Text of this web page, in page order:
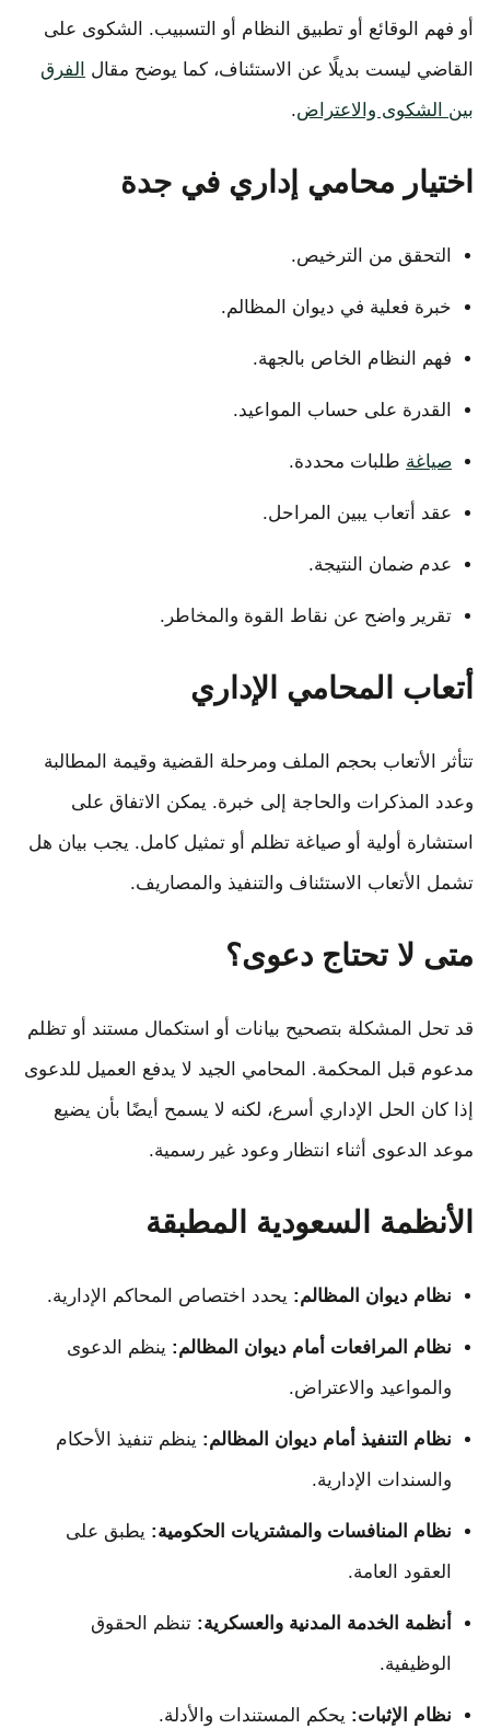
أو فهم الوقائع أو تطبيق النظام أو التسبيب. الشكوى على
القاضي ليست بديلًا عن الاستئناف، كما يوضح مقال
الفرق
بين الشكوى والاعتراض.
اختيار محامي إداري في جدة
التحقق من الترخيص.
خبرة فعلية في ديوان المظالم.
فهم النظام الخاص بالجهة.
القدرة على حساب المواعيد.
صياغة طلبات محددة.
عقد أتعاب يبين المراحل.
عدم ضمان النتيجة.
تقرير واضح عن نقاط القوة والمخاطر.
أتعاب المحامي الإداري
تتأثر الأتعاب بحجم الملف ومرحلة القضية وقيمة المطالبة
وعدد المذكرات والحاجة إلى خبرة. يمكن الاتفاق على
استشارة أولية أو صياغة تظلم أو تمثيل كامل. يجب بيان هل
تشمل الأتعاب الاستئناف والتنفيذ والمصاريف.
متى لا تحتاج دعوى؟
قد تحل المشكلة بتصحيح بيانات أو استكمال مستند أو تظلم
مدعوم قبل المحكمة. المحامي الجيد لا يدفع العميل للدعوى
إذا كان الحل الإداري أسرع، لكنه لا يسمح أيضًا بأن يضيع
موعد الدعوى أثناء انتظار وعود غير رسمية.
الأنظمة السعودية المطبقة
نظام ديوان المظالم: يحدد اختصاص المحاكم الإدارية.
نظام المرافعات أمام ديوان المظالم: ينظم الدعوى
والمواعيد والاعتراض.
نظام التنفيذ أمام ديوان المظالم: ينظم تنفيذ الأحكام
والسندات الإدارية.
نظام المنافسات والمشتريات الحكومية: يطبق على
العقود العامة.
أنظمة الخدمة المدنية والعسكرية: تنظم الحقوق
الوظيفية.
نظام الإثبات: يحكم المستندات والأدلة.